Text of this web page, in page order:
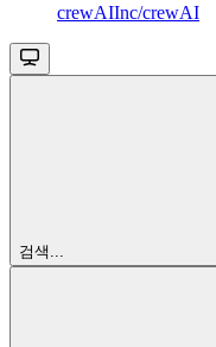
crewAIInc/crewAI
검색...